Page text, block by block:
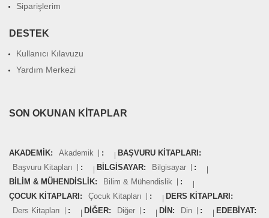
Siparişlerim
DESTEK
Kullanıcı Kılavuzu
Yardım Merkezi
SON OKUNAN KITAPLAR
AKADEMIK: Akademik :
BAŞVURU KITAPLARI:
Başvuru Kitapları
: BILGISAYAR: Bilgisayar
:
BILIM & MÜHENDISLIK:
Bilim & Mühendislik
:
ÇOCUK KITAPLARI:
Çocuk Kitapları :
DERS KITAPLARI:
Ders Kitapları
: DIĞER: Diğer : DIN: Din : EDEBIYAT: